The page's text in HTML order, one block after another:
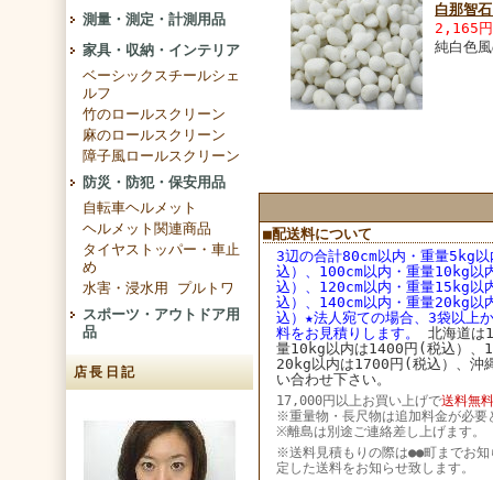
測量・測定・計測用品
家具・収納・インテリア
ベーシックスチールシェ
ルフ
竹のロールスクリーン
麻のロールスクリーン
障子風ロールスクリーン
防災・防犯・保安用品
自転車ヘルメット
ヘルメット関連商品
タイヤストッパー・車止
め
水害・浸水用 プルトワ
スポーツ・アウトドア用
品
店長日記
白那智
2,165
純白色
■配送料について
3辺の合計80cm以内・重量5kg
込）、100cm以内・重量10kg以
込）、 120cm以内・重量15kg以
込）、 140cm以内・重量20kg以
込）★法人宛ての場合、3袋以上
料をお見積りします。
北海道は
量10kg以内は1400円(税込）、
20kg以内は1700円(税込）、沖
い合わせ下さい。
17,000円以上お買い上げで送料無
※重量物・長尺物は追加料金が必要
※離島は別途ご連絡差し上げます。
※送料見積もりの際は●●町までお知
定した送料をお知らせ致します。